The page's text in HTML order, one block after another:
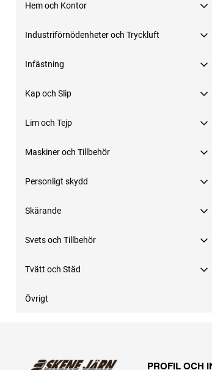
Hem och Kontor
Industriförnödenheter och Tryckluft
Infästning
Kap och Slip
Lim och Tejp
Maskiner och Tillbehör
Personligt skydd
Skärande
Svets och Tillbehör
Tvätt och Städ
Övrigt
PROFIL OCH